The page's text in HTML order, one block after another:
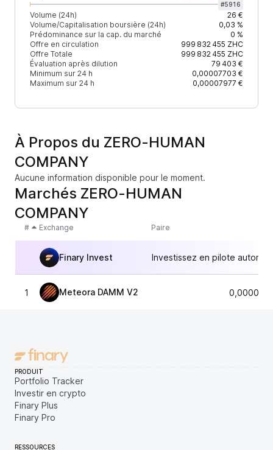
#5916
Volume (24h)
26 €
Volume/Capitalisation boursière (24h)
0,03 %
Prédominance sur la cap. du marché
0 %
Offre en circulation
999 832 455 ZHC
Offre Totale
999 832 455 ZHC
Évaluation après dilution
79 403 €
Minimum sur 24 h
0,00007703 €
Maximum sur 24 h
0,00007977 €
À Propos du ZERO-HUMAN
COMPANY
Aucune information disponible pour le moment.
Marchés ZERO-HUMAN
COMPANY
# Exchange Paire
Finary Invest Investissez en pilote
1 Meteora DAMM V2
PRODUIT
Portfolio Tracker
Investir en crypto
Finary Plus
Finary Pro
RESSOURCES